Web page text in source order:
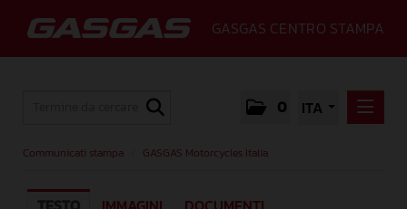
GASGAS CENTRO STAMPA
0 ITA
Communicati stampa GASGAS Motorcycles Italia